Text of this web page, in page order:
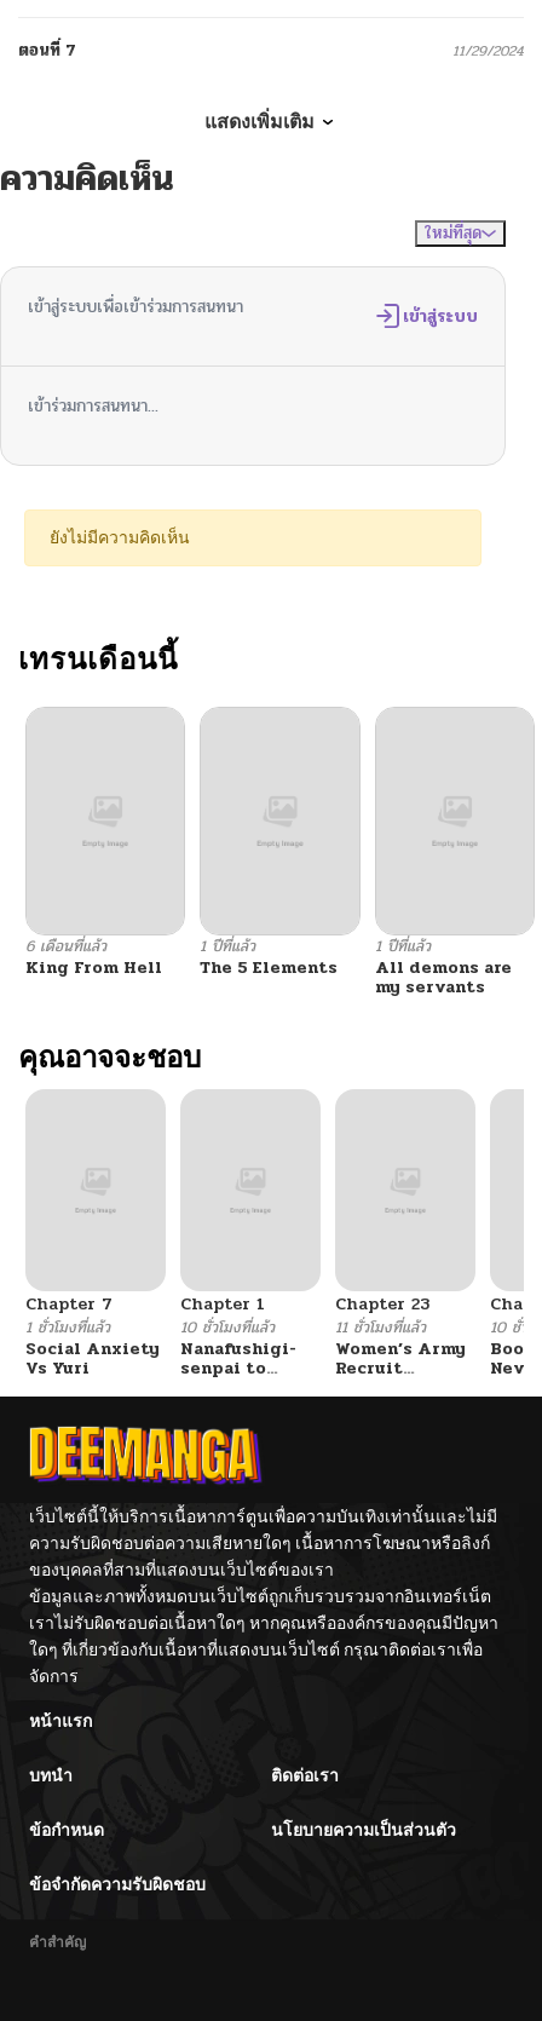
ตอนที่ 7 11/29/2024
ตอนที่ 5
11/16/2024
ตอนที่ 3 11/29/2024
11/29/2024
ตอนที่ 0 11/29/2024
แสดงเพิ่มเติม
ความคิดเห็น
ใหม่ที่สุด
เข้าสู่ระบบเพื่อเข้าร่วมการสนทนา เข้าสู่ระบบ
เข้าร่วมการสนทนา...
ยังไม่มีความคิดเห็น
เทรนเดือนนี้
6 เดือนที่แล้ว
King From Hell
1 ปีที่แล้ว
The 5 Elements
1 ปีที่แล้ว
All demons are
my servants
คุณอาจจะชอบ
Chapter 7
1 ชั่วโมงที่แล้ว
Social Anxiety
Vs Yuri
Chapter 1
10 ชั่วโมงที่แล้ว
Nanafushigi-
senpai to
Chapter 23
11 ชั่วโมงที่แล้ว
Women’s Army
Recruit
10 ชั่วโ
เว็บไซต์นี้ให้บริการเนื้อหาการ์ตูนเพื่อความบันเทิงเท่านั้นและไม่มี
ความรับผิดชอบต่อความเสียหายใดๆ เนื้อหาการโฆษณาหรือลิงก์
ของบุคคลที่สามที่แสดงบนเว็บไซต์ของเรา
ข้อมูลและภาพทั้งหมดบนเว็บไซต์ถูกเก็บรวบรวมจากอินเทอร์เน็ต
เราไม่รับผิดชอบต่อเนื้อหาใดๆ หากคุณหรือองค์กรของคุณมีปัญหา
ใดๆ ที่เกี่ยวข้องกับเนื้อหาที่แสดงบนเว็บไซต์ กรุณาติดต่อเราเพื่อ
จัดการ
หน้าแรก
บทนำ ติดต่อเรา
ข้อกำหนด นโยบายความเป็นส่วนตัว
ข้อจำกัดความรับผิดชอบ
คำสำคัญ